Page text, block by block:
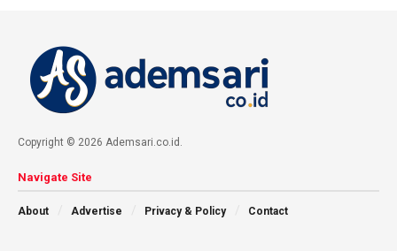
Copyright © 2026 Ademsari.co.id.
Navigate Site
About Advertise Privacy & Policy Contact